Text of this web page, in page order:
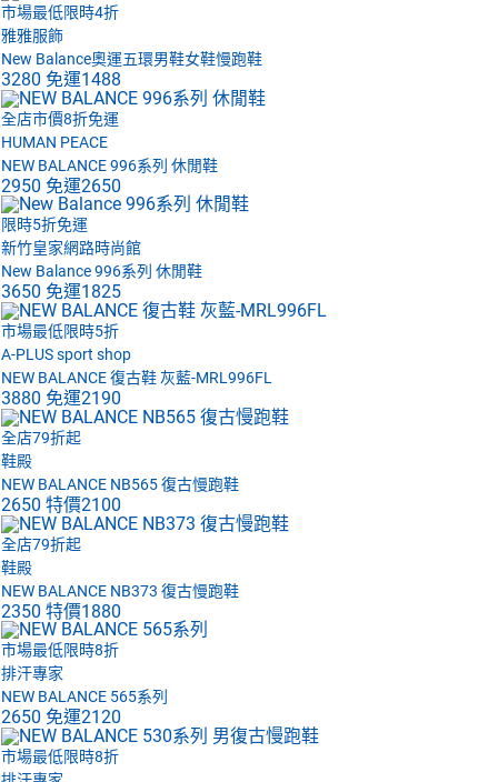
市場最低限時4折
雅雅服飾
New Balance奧運五環男鞋女鞋慢跑鞋
3280 免運1488
全店市價8折免運
HUMAN PEACE
NEW BALANCE 996系列 休閒鞋
2950 免運2650
限時5折免運
新竹皇家網路時尚館
New Balance 996系列 休閒鞋
3650 免運1825
市場最低限時5折
A-PLUS sport shop
NEW BALANCE 復古鞋 灰藍-MRL996FL
3880 免運2190
全店79折起
鞋殿
NEW BALANCE NB565 復古慢跑鞋
2650 特價2100
全店79折起
鞋殿
NEW BALANCE NB373 復古慢跑鞋
2350 特價1880
市場最低限時8折
排汗專家
NEW BALANCE 565系列
2650 免運2120
市場最低限時8折